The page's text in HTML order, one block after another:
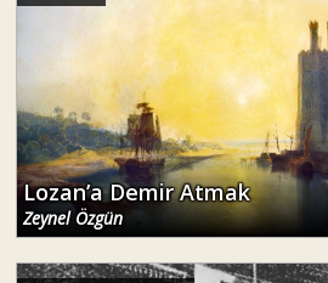
Lozan’a Demir Atmak
Zeynel Özgün